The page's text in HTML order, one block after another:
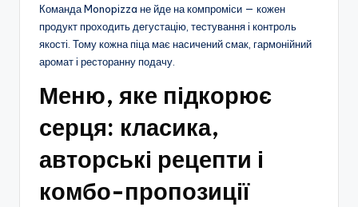
Команда Monopizza не йде на компроміси — кожен
продукт проходить дегустацію, тестування і контроль
якості. Тому кожна піца має насичений смак, гармонійний
аромат і ресторанну подачу.
Меню, яке підкорює
серця: класика,
авторські рецепти і
комбо-пропозиції